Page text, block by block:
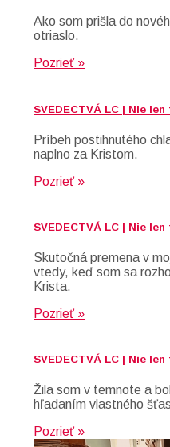
Ako som prišla do
otriaslo.
Pozrieť »
SVEDECTVÁ LC | Nie
Príbeh postihnutého
naplno za Kristom.
Pozrieť »
SVEDECTVÁ LC | Nie
Skutočná premena v
vtedy, keď som sa
Krista.
Pozrieť »
SVEDECTVÁ LC | Nie
Žila som v temnote a
hľadaním vlastného
Pozrieť »